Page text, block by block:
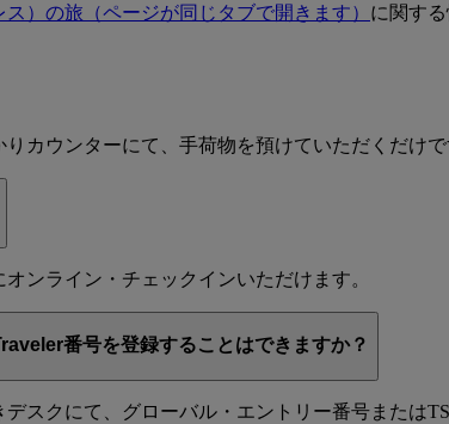
ス）の旅 （ページが同じタブで開きます） に関す
カウンターにて、手荷物を預けていただくだけで
ンライン・チェックインいただけます。
番号を登録することはできますか？
スクにて、グローバル・エントリー番号または